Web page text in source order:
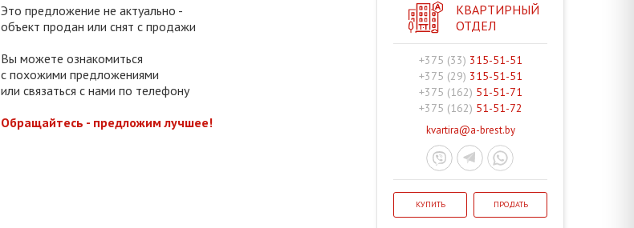
Это предложение не актуально -
объект продан или снят с продажи
Вы можете ознакомиться
с похожими предложениями
или связаться с нами по телефону
Обращайтесь - предложим лучшее!
КВАРТИРНЫЙ
ОТДЕЛ
+375 (33) 315-51-51
+375 (29) 315-51-51
+375 (162) 51-51-71
+375 (162) 51-51-72
kvartira@a-brest.by
КУПИТЬ ПРОДАТЬ